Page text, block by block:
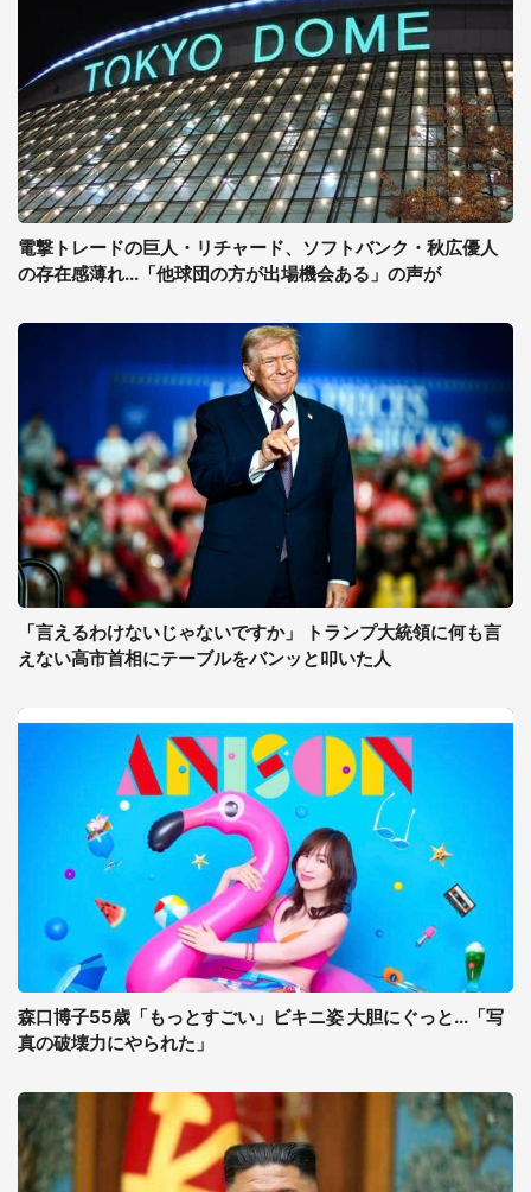
電撃トレードの巨人・リチャード、ソフトバンク・秋広優人
の存在感薄れ...「他球団の方が出場機会ある」の声が
「言えるわけないじゃないですか」 トランプ大統領に何も言
えない高市首相にテーブルをバンッと叩いた人
森口博子55歳「もっとすごい」ビキニ姿 大胆にぐっと...「写
真の破壊力にやられた」